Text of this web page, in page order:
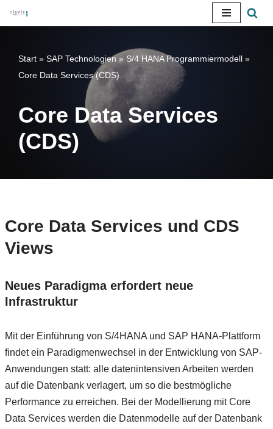
Start » SAP Technologien » S/4 HANA Programmiermodell »
Core Data Services (CDS)
Core Data Services
(CDS)
Core Data Services und CDS
Views
Neues Paradigma erfordert neue
Infrastruktur
Mit der Einführung von S/4HANA und SAP HANA-Plattform
findet ein Paradigmenwechsel in der Entwicklung von SAP-
Anwendungen statt: alle datenintensiven Arbeiten werden
auf die Datenbank verlagert, um so die bestmögliche
Performance zu erreichen. Bei der Modellierung mit Core
Data Services werden die Datenmodelle auf der Datenbank